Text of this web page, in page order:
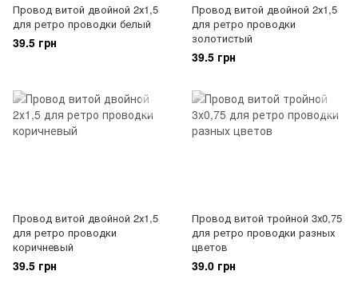
Провод витой двойной 2х1,5
для ретро проводки белый
39.5 грн
Провод витой двойной 2х1,5
для ретро проводки
золотистый
39.5 грн
Провод витой двойной 2х1,5
для ретро проводки
коричневый
39.5 грн
Провод витой тройной 3х0,75
для ретро проводки разных
цветов
39.0 грн